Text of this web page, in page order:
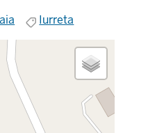
Iurreta